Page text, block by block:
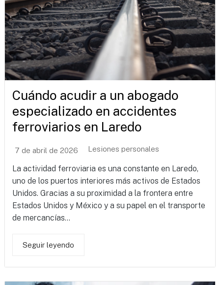
Cuándo acudir a un abogado
especializado en accidentes
ferroviarios en Laredo
7 de abril de 2026 Lesiones personales
La actividad ferroviaria es una constante en Laredo,
uno de los puertos interiores más activos de Estados
Unidos. Gracias a su proximidad a la frontera entre
Estados Unidos y México y a su papel en el transporte
de mercancías...
Seguir leyendo